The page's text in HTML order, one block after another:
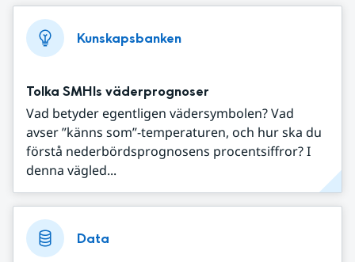
Kunskapsbanken
Tolka SMHIs väderprognoser
Vad betyder egentligen vädersymbolen? Vad
avser ”känns som”-temperaturen, och hur ska du
förstå nederbördsprognosens procentsiffror? I
denna vägled...
Data